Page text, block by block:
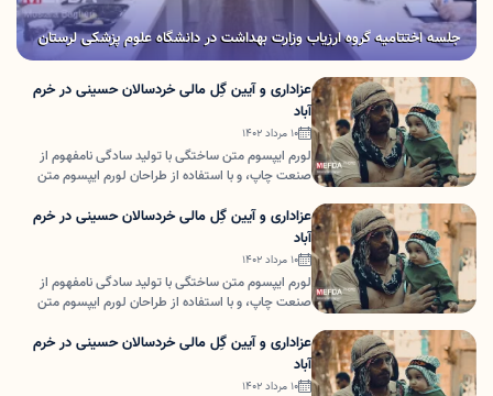
جلسه اختتامیه گروه ارزیاب وزارت بهداشت در دانشگاه علوم پزشکی لرستان
عزاداری و آیین گِل مالی خردسالان حسینی در خرم
آباد
۱۰ مرداد ۱۴۰۲
لورم ایپسوم متن ساختگی با تولید سادگی نامفهوم از
صنعت چاپ، و با استفاده از طراحان لورم ایپسوم متن
استفاده از طراحان
عزاداری و آیین گِل مالی خردسالان حسینی در خرم
آباد
۱۰ مرداد ۱۴۰۲
لورم ایپسوم متن ساختگی با تولید سادگی نامفهوم از
صنعت چاپ، و با استفاده از طراحان لورم ایپسوم متن
استفاده از طراحان
عزاداری و آیین گِل مالی خردسالان حسینی در خرم
آباد
۱۰ مرداد ۱۴۰۲